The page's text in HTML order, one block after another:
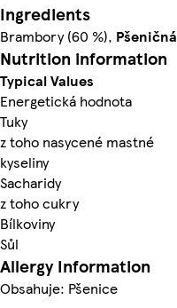
Ingredients
Brambory (60 %), Pšeničná
Nutrition information
Typical Values
Energetická hodnota
Tuky
z toho nasycené mastné
kyseliny
Sacharidy
z toho cukry
Bílkoviny
Sůl
Allergy Information
Obsahuje: Pšenice